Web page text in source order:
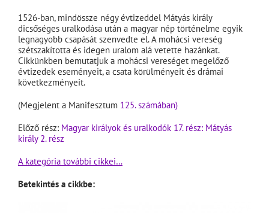
1526-ban, mindössze négy évtizeddel Mátyás király
dicsőséges uralkodása után a magyar nép történelme egyik
legnagyobb csapását szenvedte el. A mohácsi vereség
szétszakította és idegen uralom alá vetette hazánkat.
Cikkünkben bemutatjuk a mohácsi vereséget megelőző
évtizedek eseményeit, a csata körülményeit és drámai
következményeit.
(Megjelent a Manifesztum 125. számában)
Előző rész: Magyar királyok és uralkodók 17. rész: Mátyás
király 2. rész
A kategória további cikkei…
Betekintés a cikkbe: